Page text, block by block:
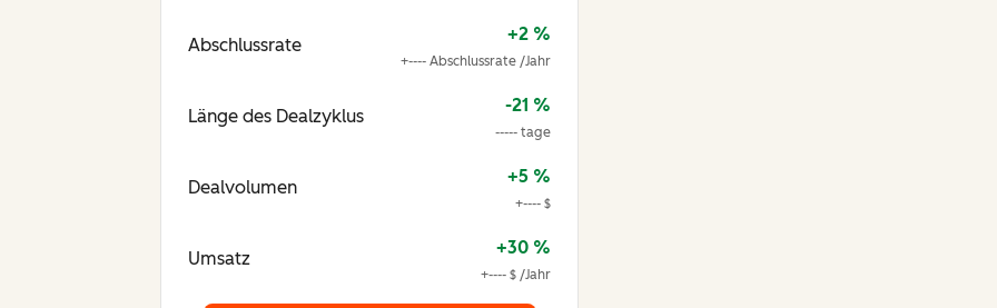
Abschlussrate
+2 %
+---- Abschlussrate /Jahr
Länge des Dealzyklus
-21 %
----- tage
Dealvolumen
+5 %
+---- $
Umsatz
+30 %
+---- $ /Jahr